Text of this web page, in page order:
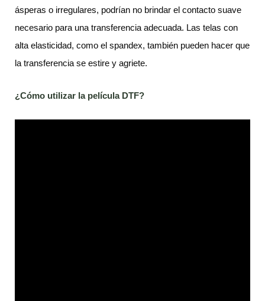
ásperas o irregulares, podrían no brindar el contacto suave
necesario para una transferencia adecuada. Las telas con
alta elasticidad, como el spandex, también pueden hacer que
la transferencia se estire y agriete.
¿Cómo utilizar la película DTF?